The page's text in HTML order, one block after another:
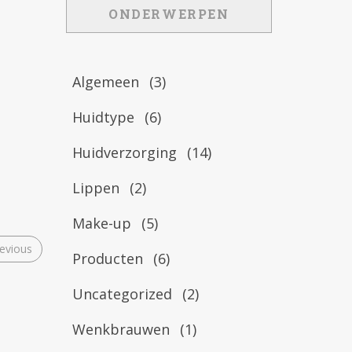
ONDERWERPEN
Algemeen
(3)
Huidtype
(6)
Huidverzorging
(14)
Lippen
(2)
Make-up
(5)
Producten
(6)
Uncategorized
(2)
Wenkbrauwen
(1)